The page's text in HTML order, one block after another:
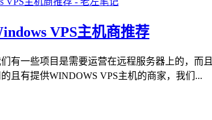
VPS主机商推荐
有一些项目是需要运营在远程服务器上的，
且有提供WINDOWS VPS主机的商家，我们...